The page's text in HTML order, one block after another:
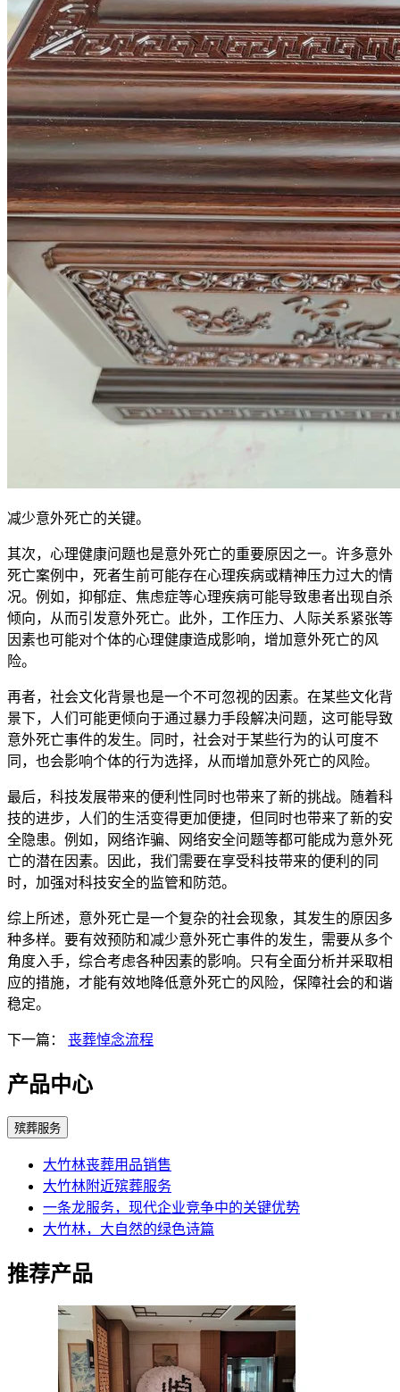
减少意外死亡的关键。
其次，心理健康问题也是意外死亡的重要原因之一。许多意外
死亡案例中，死者生前可能存在心理疾病或精神压力过大的情
况。例如，抑郁症、焦虑症等心理疾病可能导致患者出现自杀
倾向，从而引发意外死亡。此外，工作压力、人际关系紧张等
因素也可能对个体的心理健康造成影响，增加意外死亡的风
险。
再者，社会文化背景也是一个不可忽视的因素。在某些文化背
景下，人们可能更倾向于通过暴力手段解决问题，这可能导致
意外死亡事件的发生。同时，社会对于某些行为的认可度不
同，也会影响个体的行为选择，从而增加意外死亡的风险。
最后，科技发展带来的便利性同时也带来了新的挑战。随着科
技的进步，人们的生活变得更加便捷，但同时也带来了新的安
全隐患。例如，网络诈骗、网络安全问题等都可能成为意外死
亡的潜在因素。因此，我们需要在享受科技带来的便利的同
时，加强对科技安全的监管和防范。
综上所述，意外死亡是一个复杂的社会现象，其发生的原因多
种多样。要有效预防和减少意外死亡事件的发生，需要从多个
角度入手，综合考虑各种因素的影响。只有全面分析并采取相
应的措施，才能有效地降低意外死亡的风险，保障社会的和谐
稳定。
下一篇： 丧葬悼念流程
产品中心
殡葬服务
大竹林丧葬用品销售
大竹林附近殡葬服务
一条龙服务，现代企业竞争中的关键优势
大竹林，大自然的绿色诗篇
推荐产品